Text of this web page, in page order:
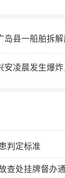
县一船舶拆解厂
凌晨发生爆炸，已
判定标准
查处挂牌督办